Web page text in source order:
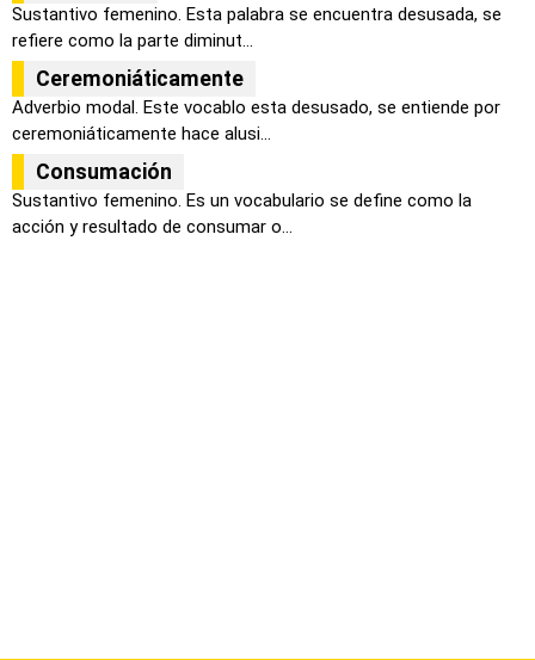
Sustantivo femenino. Esta palabra se encuentra desusada, se
refiere como la parte diminut...
Ceremoniáticamente
Adverbio modal. Este vocablo esta desusado, se entiende por
ceremoniáticamente hace alusi...
Consumación
Sustantivo femenino. Es un vocabulario se define como la
acción y resultado de consumar o...